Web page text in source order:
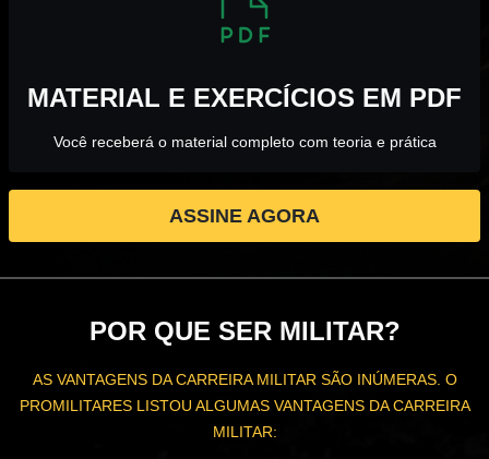
MATERIAL E EXERCÍCIOS EM PDF
Você receberá o material completo com teoria e prática
ASSINE AGORA
POR QUE SER MILITAR?
AS VANTAGENS DA CARREIRA MILITAR SÃO INÚMERAS. O
PROMILITARES LISTOU ALGUMAS VANTAGENS DA CARREIRA
MILITAR: